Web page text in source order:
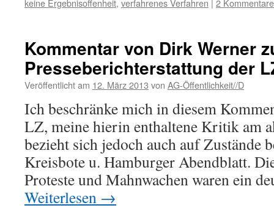
keine Ergebnisoffenheit, verfahrenes Verfahren 2 Kommentare
Kommentar von Dirk Werner
Presseberichterstattung der
Veröffentlicht am 12. März 2013 von AG-Öffentlichkeit//D
Ich beschränke mich in diesem
LZ, meine hierin enthaltene Kritik am
bezieht sich jedoch auch auf Zustände
Kreisbote u. Hamburger Abendblatt.
Proteste und Mahnwachen waren ein
Weiterlesen →